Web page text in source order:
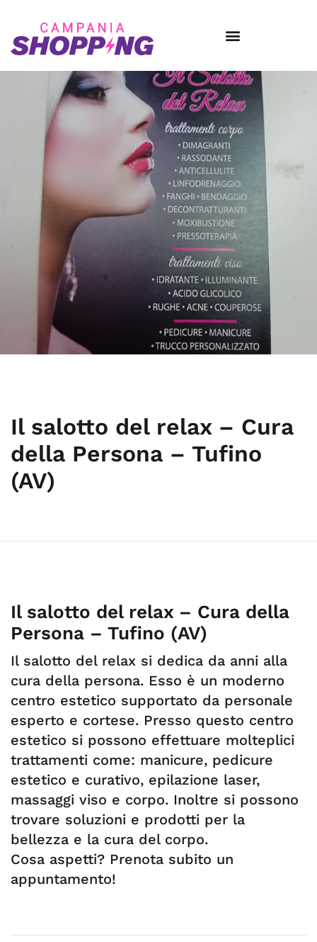
Il salotto del relax – Cura
della Persona – Tufino
(AV)
Il salotto del relax – Cura della
Persona – Tufino (AV)
Il salotto del relax si dedica da anni alla
cura della persona. Esso è un moderno
centro estetico supportato da personale
esperto e cortese. Presso questo centro
estetico si possono effettuare molteplici
trattamenti come: manicure, pedicure
estetico e curativo, epilazione laser,
massaggi viso e corpo. Inoltre si possono
trovare soluzioni e prodotti per la
bellezza e la cura del corpo.
Cosa aspetti? Prenota subito un
appuntamento!